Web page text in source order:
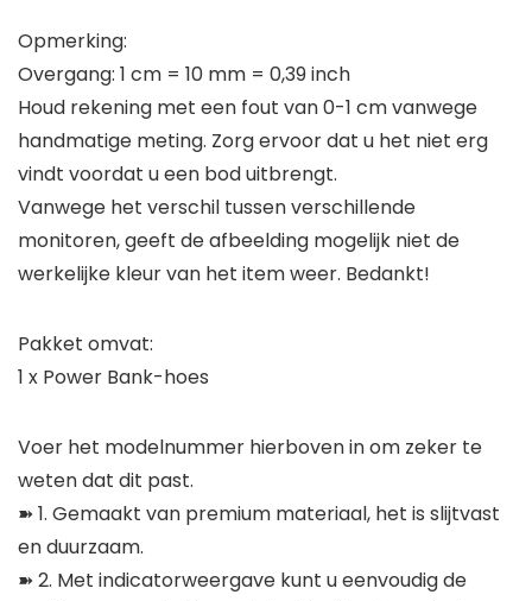
Opmerking:
Overgang: 1 cm = 10 mm = 0,39 inch
Houd rekening met een fout van 0-1 cm vanwege
handmatige meting. Zorg ervoor dat u het niet erg
vindt voordat u een bod uitbrengt.
Vanwege het verschil tussen verschillende
monitoren, geeft de afbeelding mogelijk niet de
werkelijke kleur van het item weer. Bedankt!
Pakket omvat:
1 x Power Bank-hoes
Voer het modelnummer hierboven in om zeker te
weten dat dit past.
➽ 1. Gemaakt van premium materiaal, het is slijtvast
en duurzaam.
➽ 2. Met indicatorweergave kunt u eenvoudig de